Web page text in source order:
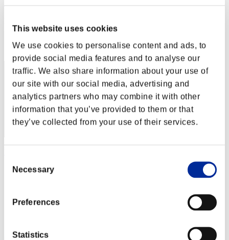
This website uses cookies
We use cookies to personalise content and ads, to
provide social media features and to analyse our
traffic. We also share information about your use of
our site with our social media, advertising and
analytics partners who may combine it with other
information that you’ve provided to them or that
they’ve collected from your use of their services.
Selection
Necessary
Preferences
Statistics
2
Punteggio:Lv:1/03'36"65